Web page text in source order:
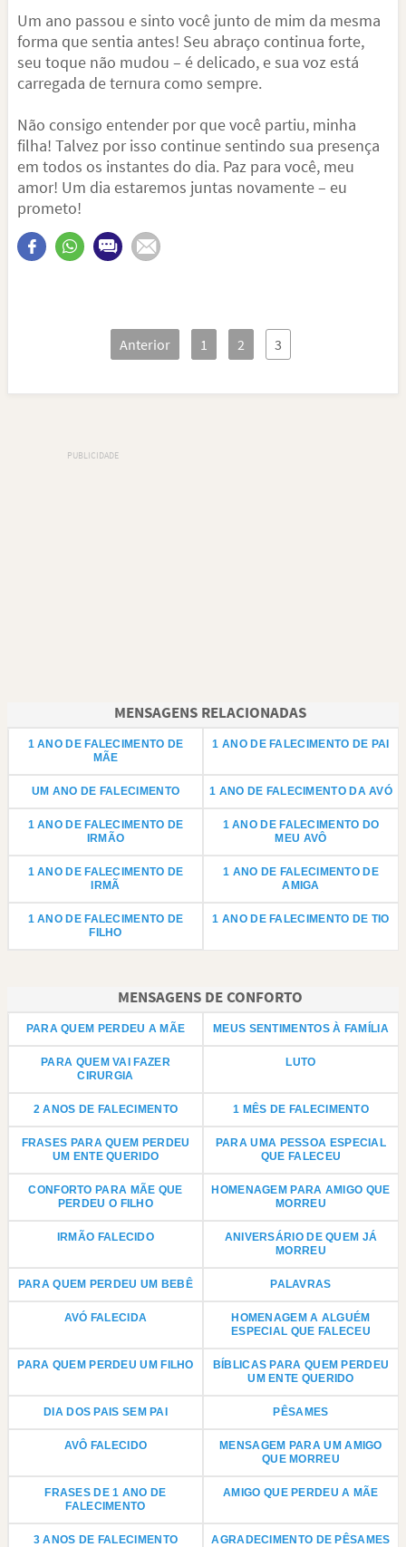
Um ano passou e sinto você junto de mim da mesma
forma que sentia antes! Seu abraço continua forte,
seu toque não mudou – é delicado, e sua voz está
carregada de ternura como sempre.
Não consigo entender por que você partiu, minha
filha! Talvez por isso continue sentindo sua presença
em todos os instantes do dia. Paz para você, meu
amor! Um dia estaremos juntas novamente – eu
prometo!
Anterior 1 2 3
MENSAGENS RELACIONADAS
1 ANO DE FALECIMENTO DE
MÃE
1 ANO DE FALECIMENTO DE PAI
UM ANO DE FALECIMENTO 1 ANO DE FALECIMENTO DA AVÓ
1 ANO DE FALECIMENTO DE
IRMÃO
1 ANO DE FALECIMENTO DO
MEU AVÔ
1 ANO DE FALECIMENTO DE
IRMÃ
1 ANO DE FALECIMENTO DE
AMIGA
1 ANO DE FALECIMENTO DE
FILHO
1 ANO DE FALECIMENTO DE TIO
MENSAGENS DE CONFORTO
PARA QUEM PERDEU A MÃE MEUS SENTIMENTOS À FAMÍLIA
PARA QUEM VAI FAZER
CIRURGIA
LUTO
2 ANOS DE FALECIMENTO 1 MÊS DE FALECIMENTO
FRASES PARA QUEM PERDEU
UM ENTE QUERIDO
PARA UMA PESSOA ESPECIAL
QUE FALECEU
CONFORTO PARA MÃE QUE
PERDEU O FILHO
HOMENAGEM PARA AMIGO QUE
MORREU
IRMÃO FALECIDO
ANIVERSÁRIO DE QUEM JÁ
MORREU
PARA QUEM PERDEU UM BEBÊ PALAVRAS
AVÓ FALECIDA
HOMENAGEM A ALGUÉM
ESPECIAL QUE FALECEU
PARA QUEM PERDEU UM FILHO
BÍBLICAS PARA QUEM PERDEU
UM ENTE QUERIDO
DIA DOS PAIS SEM PAI PÊSAMES
AVÔ FALECIDO
MENSAGEM PARA UM AMIGO
QUE MORREU
FRASES DE 1 ANO DE
FALECIMENTO
AMIGO QUE PERDEU A MÃE
3 ANOS DE FALECIMENTO AGRADECIMENTO DE PÊSAMES